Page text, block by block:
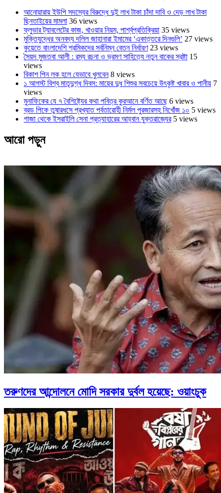
আনোয়ারায় ইউপি সদস্যের বিরুদ্ধে দুই লাখ টাকা চাঁদা দাবি ও দেড় লাখ টাকা
ছিনতাইয়ের মামলা 36 views
ফ্লুভার ট্যাবলেটের কাজ, খাওয়ার নিয়ম, পার্শ্বপ্রতিক্রিয়া 35 views
মুক্তিযুদ্ধের অনবদ্য দলিল জাহানারা ইমামের ‘একাত্তরে দিনগুলি’ 27 views
কুয়েতে বাংলাদেশি শ্রমিকদের সর্বনিম্ন বেতন নির্ধারণ 23 views
সৈয়দ মুজতবা আলী : রম্য রচনা ও ভ্রমণ সাহিত্যে নতুন বাকের স্রষ্টা 15
views
বিকাশ পিন লক হলে যেভাবে খুলবেন 8 views
১ আগস্ট বিশ্ব মাতৃদুগ্ধ দিবস: মায়ের দুধ শিশুর সবচেয়ে উৎকৃষ্ট খাবার ও পানীয় 7
views
মুনাফিকের যে ৭ বৈশিষ্ট্যের কথা পবিত্র কুরআনে বর্ণিত আছে 6 views
ব্রড পিকে তুষারধসে প্রখ্যাত পর্বতারোহী নির্মল ‍পুরজারসহ নিখোঁজ ১০ 5 views
গাজা থেকে ইসরাইলি সেনা প্রত্যাহারের আহ্বান যুক্তরাজ্যের 5 views
আরো পড়ুন
তরুণদের আন্দোলনে মোদি সরকার দুর্বল হয়েছে: ওয়াংচুক